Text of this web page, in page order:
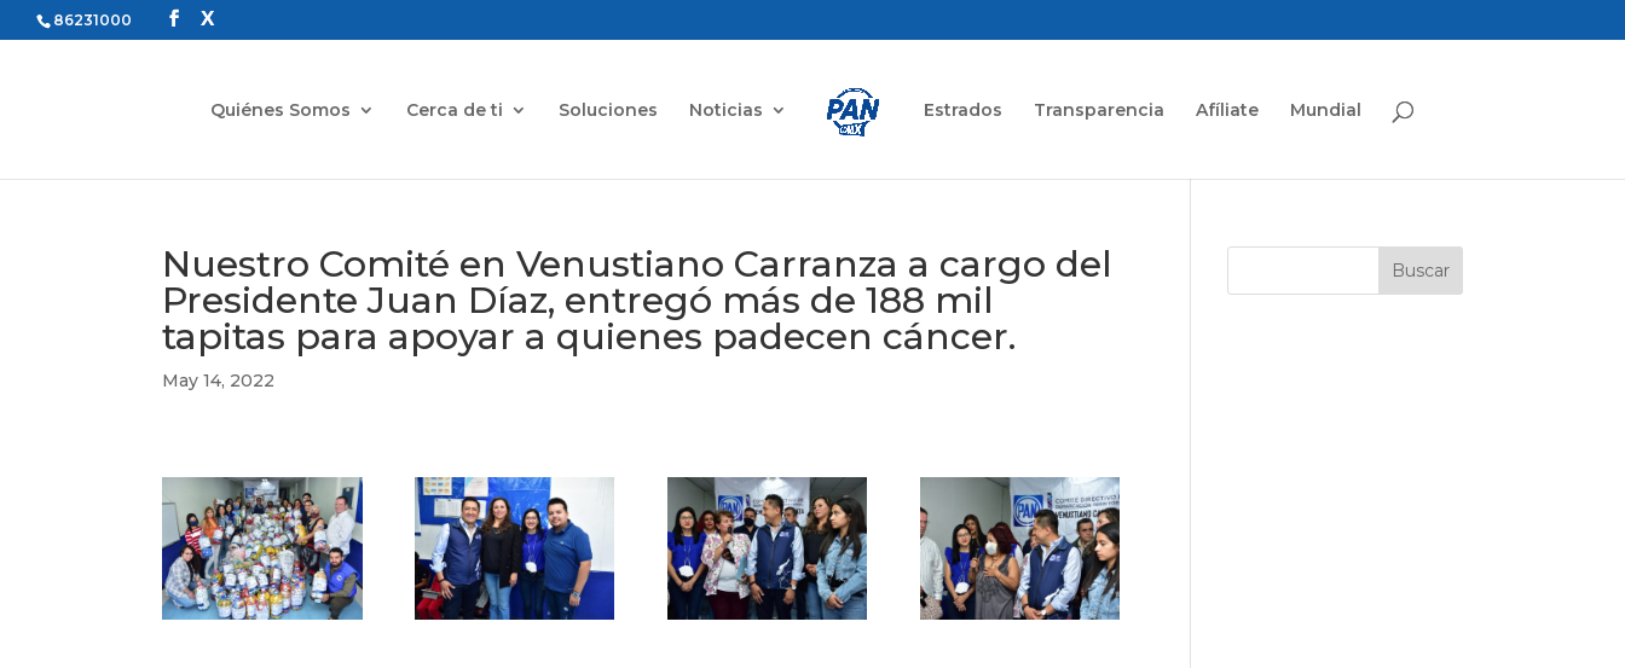
86231000
Quiénes Somos Cerca de ti Soluciones Noticias Estrados Transparencia Afíliate Mundial
Nuestro Comité en Venustiano Carranza a cargo del
Presidente Juan Díaz, entregó más de 188 mil
tapitas para apoyar a quienes padecen cáncer.
May 14, 2022